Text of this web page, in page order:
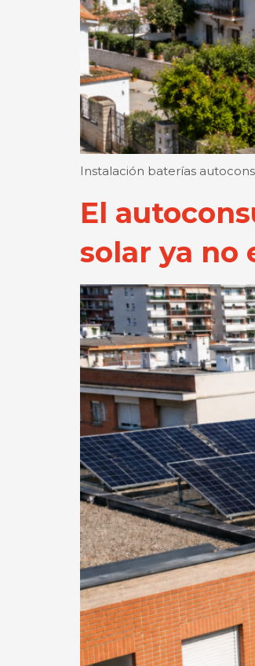
Instalación baterías
El
solar ya no